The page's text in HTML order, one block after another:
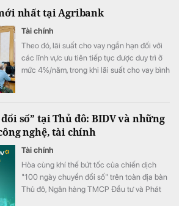
nhất tại Agribank
Tài chính
Theo đó, lãi suất cho vay ngắn hạn đối với
các lĩnh vực ưu tiên tiếp tục được duy trì ở
mức 4%/năm, trong khi lãi suất cho vay bình
số” tại Thủ đô: BIDV và những
nghệ, tài chính
Tài chính
Hòa cùng khí thế bứt tốc của chiến dịch
"100 ngày chuyển đổi số" trên toàn địa bàn
Thủ đô, Ngân hàng TMCP Đầu tư và Phát